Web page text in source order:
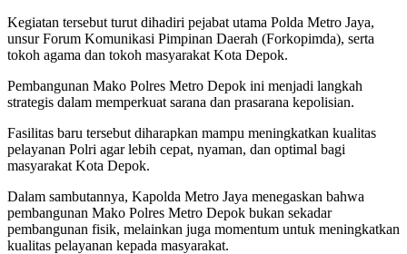
Kegiatan tersebut turut dihadiri pejabat utama Polda Metro Jaya,
unsur Forum Komunikasi Pimpinan Daerah (Forkopimda), serta
tokoh agama dan tokoh masyarakat Kota Depok.
Pembangunan Mako Polres Metro Depok ini menjadi langkah
strategis dalam memperkuat sarana dan prasarana kepolisian.
Fasilitas baru tersebut diharapkan mampu meningkatkan kualitas
pelayanan Polri agar lebih cepat, nyaman, dan optimal bagi
masyarakat Kota Depok.
Dalam sambutannya, Kapolda Metro Jaya menegaskan bahwa
pembangunan Mako Polres Metro Depok bukan sekadar
pembangunan fisik, melainkan juga momentum untuk meningkatkan
kualitas pelayanan kepada masyarakat.